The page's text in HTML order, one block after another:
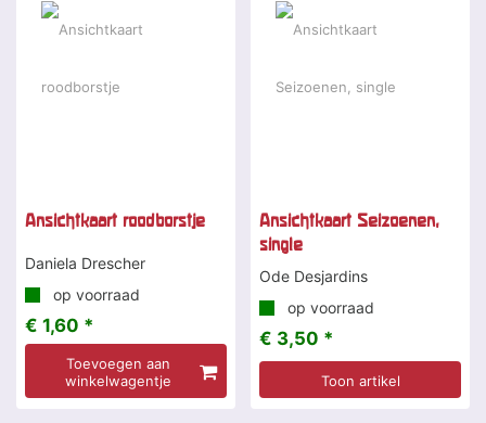
Ansichtkaart roodborstje
Daniela Drescher
op voorraad
€ 1,60 *
Toevoegen aan
winkelwagentje
Ansichtkaart Seizoenen,
single
Ode Desjardins
op voorraad
€ 3,50 *
Toon artikel